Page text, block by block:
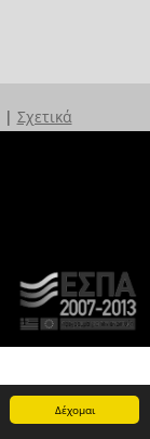
Δέχομαι
| Σχετικά